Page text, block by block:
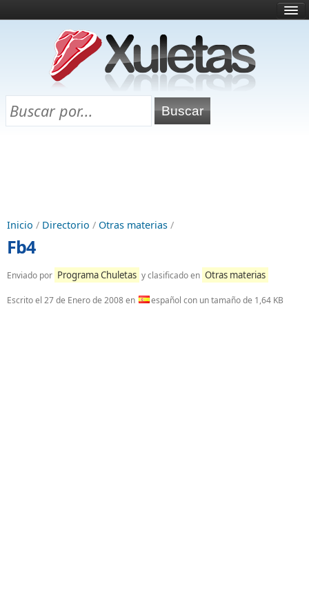
¿Qué es esto?
Directorio
Chuletas para exámenes
Inicio / Directorio / Otras materias /
Fb4
Enviado por Programa Chuletas y clasificado en Otras materias
Escrito el 27 de Enero de 2008en español con un tamaño de 1,64 KB